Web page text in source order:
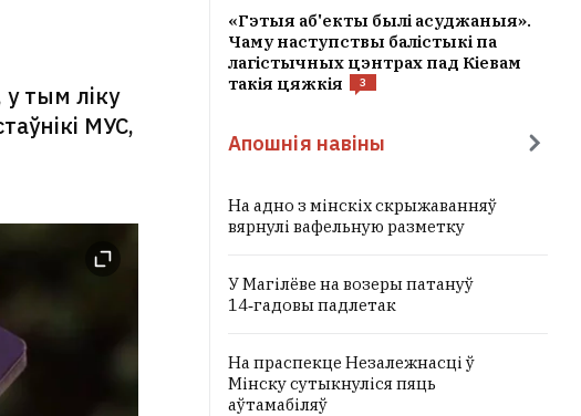
тым ліку
МУС,
«Гэтыя аб'екты былі асуджаныя».
Чаму наступствы балістыкі па
лагістычных цэнтрах пад Кіевам
такія цяжкія
3
Апошнія навіны
На адно з мінскіх скрыжаванняў
вярнулі вафельную разметку
У Магілёве на возеры патануў
14‑гадовы падлетак
На праспекце Незалежнасці ў
Мінску сутыкнуліся пяць
аўтамабіляў